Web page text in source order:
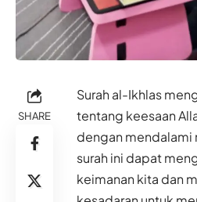
SHARE
Surah al-Ikhlas
tentang keesaan
dengan mendalami
surah ini dapat
keimanan kita dan